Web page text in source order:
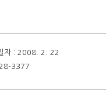
자 : 2008. 2. 22
3377